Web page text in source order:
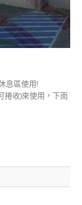
息區使用!
捲收)來使用，下雨